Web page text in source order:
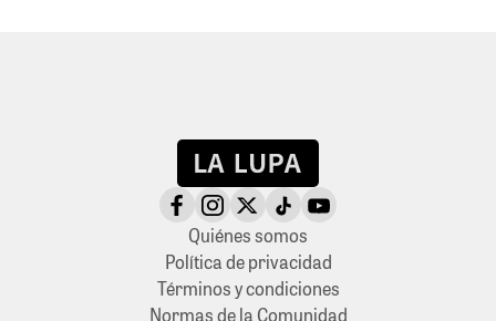
Quiénes somos
Política de privacidad
Términos y condiciones
Normas de la Comunidad